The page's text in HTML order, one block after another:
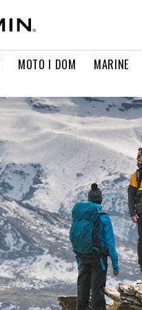
MOTO I DOM MARINE